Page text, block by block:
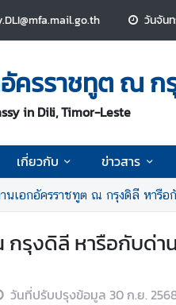
วันจัน
ครราชทูต ณ ก
in Dili, Timor-Leste
เกี่ยวกับ ข่าวสาร
นเอกอัครราชทูต ณ กรุงดิลี หารือ
รุงดิลี หารือกับด่า
วันที่ปรับปรุงข้อมูล 30 ก.ย.